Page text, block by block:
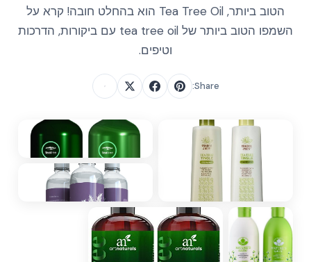
הטוב ביותר, Tea Tree Oil הוא בהחלט חובה! קרא על
השמפו הטוב ביותר של tea tree oil עם ביקורות, הדרכות
וטיפים.
Share: